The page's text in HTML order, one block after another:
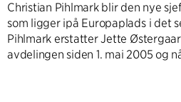
Christian Pihlmark blir den nye
som ligger ipå Europaplads i det
Pihlmark erstatter Jette
avdelingen siden 1. mai 2005 og